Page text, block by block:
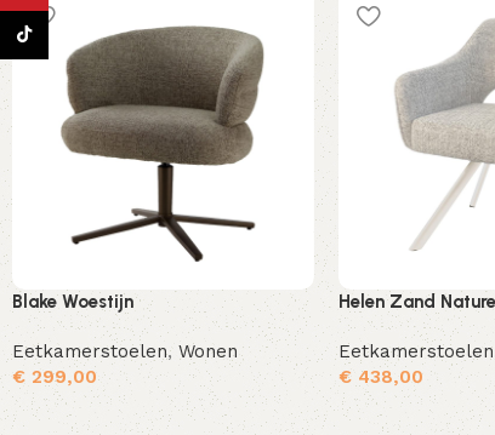
Blake Woestijn
Eetkamerstoelen, Wonen
€ 299,00
Toevoegen aan winkelwagen
Helen Zand
Eetkamerstoelen
€438,00
TikTok